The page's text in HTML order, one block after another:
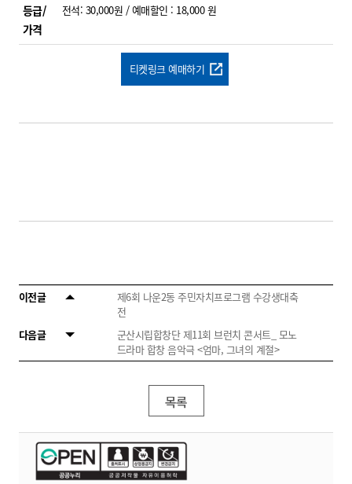
등급/
가격
전석: 30,000원 / 예매할인 : 18,000 원
티켓링크 예매하기
이전글
제6회 나운2동 주민자치프로그램 수강생대축
전
다음글
군산시립합창단 제11회 브런치 콘서트_ 모노
드라마 합창 음악극 <엄마, 그녀의 계절>
목록